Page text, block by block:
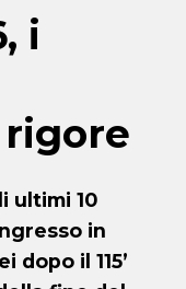
i
ultimi 10
in
dopo il 115’